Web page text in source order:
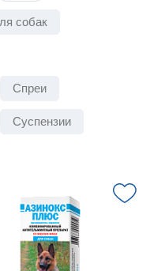
собак
Спреи
Суспензии